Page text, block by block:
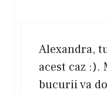
Alexandra,
acest caz :).
bucurii va